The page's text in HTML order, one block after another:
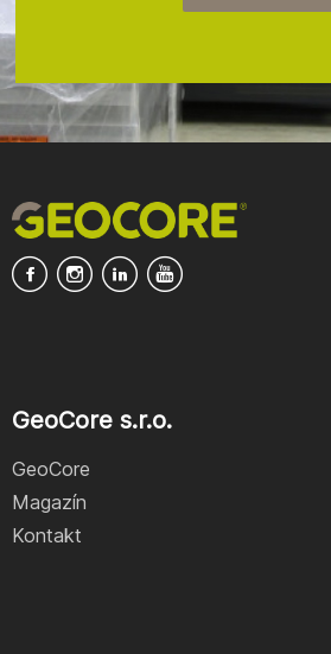
GeoCore s.r.o.
GeoCore
Magazín
Kontakt